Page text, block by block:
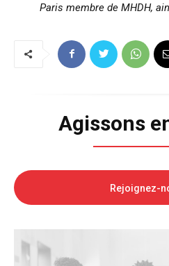
Paris membre de MHDH,
Agissons
Rejoignez-